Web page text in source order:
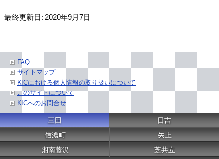
最終更新日: 2020年9月7日
FAQ
サイトマップ
KICにおける個人情報の取り扱いについて
このサイトについて
KICへのお問合せ
三田
日吉
信濃町
矢上
湘南藤沢
芝共立